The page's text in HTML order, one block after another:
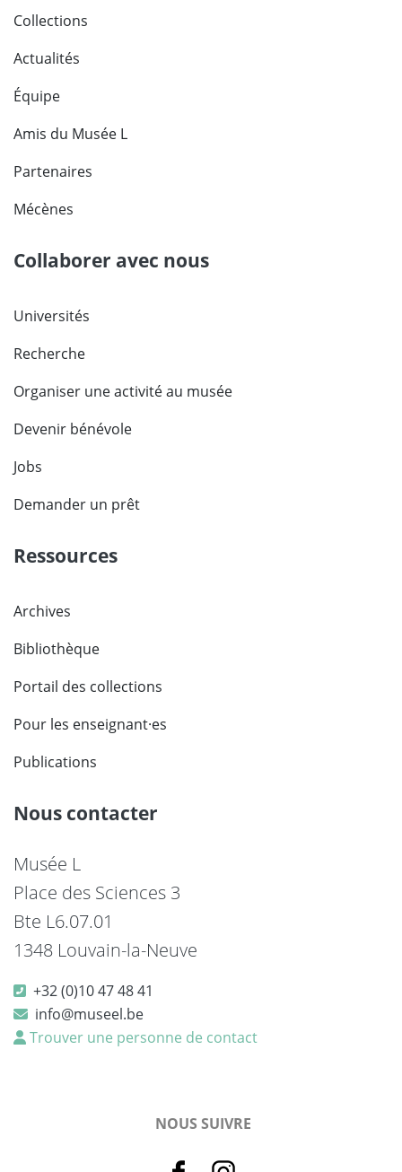
Collections
Actualités
Équipe
Amis du Musée L
Partenaires
Mécènes
Collaborer avec nous
Universités
Recherche
Organiser une activité au musée
Devenir bénévole
Jobs
Demander un prêt
Ressources
Archives
Bibliothèque
Portail des collections
Pour les enseignant·es
Publications
Nous contacter
Musée L
Place des Sciences 3
Bte L6.07.01
1348 Louvain-la-Neuve
+32 (0)10 47 48 41
info@museel.be
Trouver une personne de contact
NOUS SUIVRE